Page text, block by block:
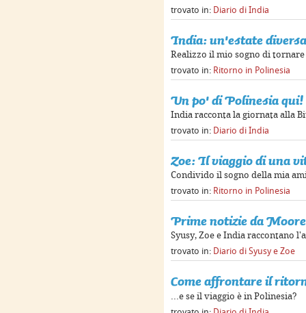
trovato in: Diario di India
India: un'estate
Realizzo il mio sogno di
trovato in: Ritorno in Polinesia
Un po' di Polinesia qui!
India racconta la giornata alla
trovato in: Diario di India
Zoe: Il viaggio di una
Condivido il sogno della mia
trovato in: Ritorno in Polinesia
Prime notizie da
Syusy, Zoe e India raccontano
trovato in: Diario di Syusy e Zoe
Come affrontare il
...e se il viaggio è in Polinesia?